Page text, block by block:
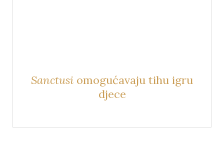
Sanctusi omogućavaju tihu igru
djece